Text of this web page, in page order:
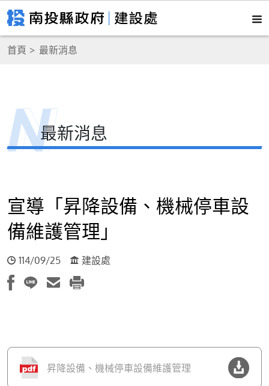
首頁 最新消息
最新消息
宣導「昇降設備、機械停車設
備維護管理」
114/09/25 建設處
昇降設備、機械停車設備維護管理